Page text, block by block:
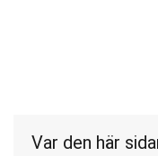
Var den här